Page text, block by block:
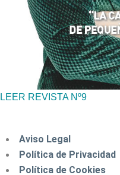
LEER REVISTA Nº9
Aviso Legal
Política de Privacidad
Política de Cookies